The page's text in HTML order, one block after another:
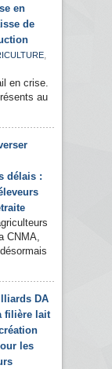
en
de
,
en crise.
au
délais :
CNMA,
DA
filière lait
les